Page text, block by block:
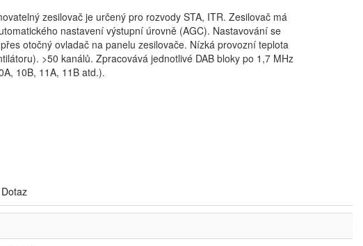
zesilovač je určený pro rozvody STA, ITR. Zesilovač má
nastavení výstupní úrovně (AGC). Nastavování se
otočný ovladač na panelu zesilovače. Nízká provozní teplota
>50 kanálů. Zpracovává jednotlivé DAB bloky po 1,7 MHz
10B, 11A, 11B atd.).
Dotaz